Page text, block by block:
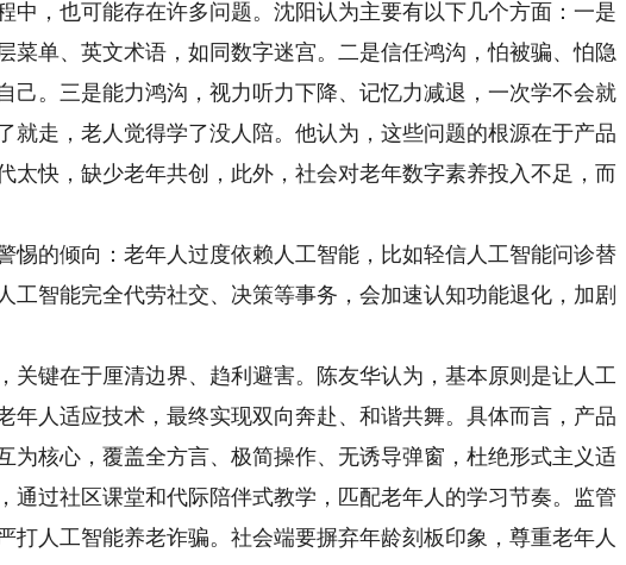
，也可能存在许多问题。沈阳认为主要有以下几个方面：一是
菜单、英文术语，如同数字迷宫。二是信任鸿沟，怕被骗、怕隐
己。三是能力鸿沟，视力听力下降、记忆力减退，一次学不会就
就走，老人觉得学了没人陪。他认为，这些问题的根源在于产品
太快，缺少老年共创，此外，社会对老年数字素养投入不足，而
的倾向：老年人过度依赖人工智能，比如轻信人工智能问诊替
工智能完全代劳社交、决策等事务，会加速认知功能退化，加剧
键在于厘清边界、趋利避害。陈友华认为，基本原则是让人工
年人适应技术，最终实现双向奔赴、和谐共舞。具体而言，产品
为核心，覆盖全方言、极简操作、无诱导弹窗，杜绝形式主义适
通过社区课堂和代际陪伴式教学，匹配老年人的学习节奏。监管
打人工智能养老诈骗。社会端要摒弃年龄刻板印象，尊重老年人